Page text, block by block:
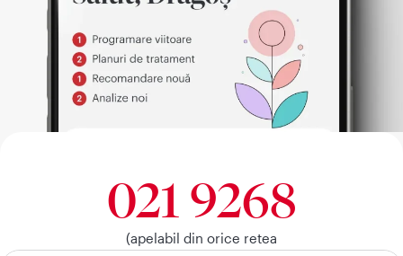
021 9268
(apelabil din orice retea